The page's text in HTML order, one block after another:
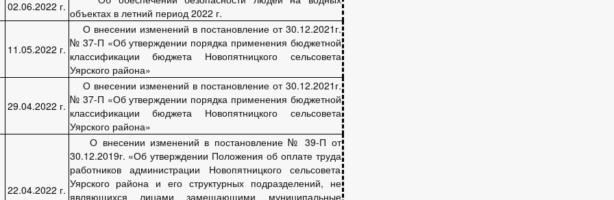
02.06.2022 г. объектах в летний период 2022 г.
11.05.2022 г.
О внесении изменений в постановление от 30.12.2021г.
№ 37-П «Об утверждении порядка применения бюджетной
классификации бюджета Новопятницкого сельсовета
Уярского района»
29.04.2022 г.
О внесении изменений в постановление от 30.12.2021г.
№ 37-П «Об утверждении порядка применения бюджетной
классификации бюджета Новопятницкого сельсовета
Уярского района»
22.04.2022 г.
О внесении изменений в постановление № 39-П от
30.12.2019г. «Об утверждении Положения об оплате труда
работников администрации Новопятницкого сельсовета
Уярского района и его структурных подразделений, не
являющихся лицами замещающими муниципальные